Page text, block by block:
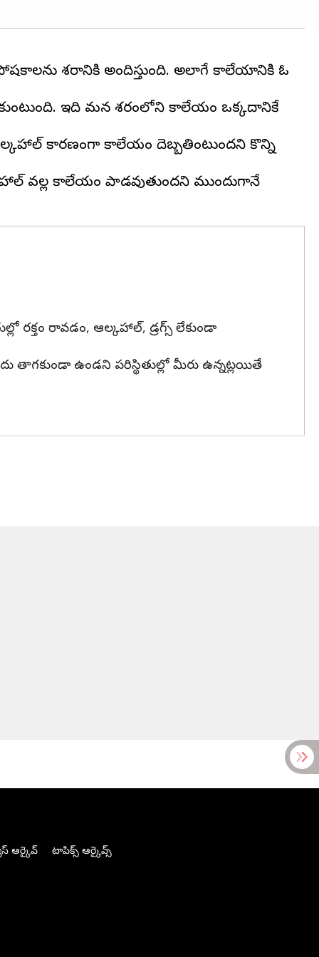
శరీరానికి అందిస్తుంది. అలాగే కాలేయానికి ఓ
ఇది మన శరీరంలోని కాలేయం ఒక్కదానికే
కారణంగా కాలేయం దెబ్బతింటుందని కొన్ని
వల్ల కాలేయం పాడవుతుందని ముందుగానే
రక్తం రావడం, ఆల్కహాల్, డ్రగ్స్ లేకుండా
ఉండని పరిస్థితుల్లో మీరు ఉన్నట్లయితే
ఆర్కైవ్ టాపిక్స్ ఆర్కైవ్స్